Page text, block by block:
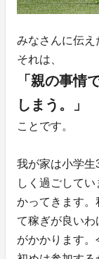
みなさんに伝え
それは、
「親の事情
しまう。」
ことです。
我が家は小学生
しく過ごして
かってきます。
て稼ぎが良い
がかかります。